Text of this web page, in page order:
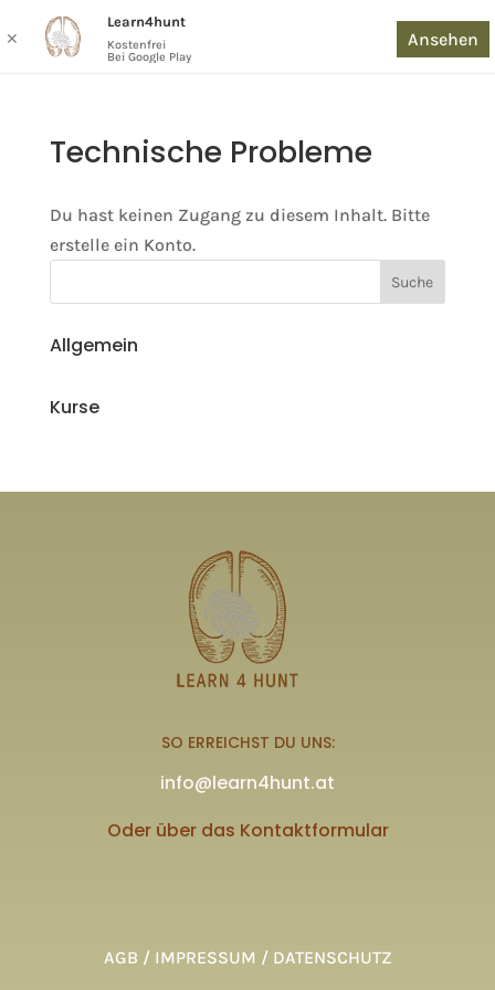
Technische Probleme
Du hast keinen Zugang zu diesem Inhalt. Bitte
erstelle ein Konto.
Allgemein
Kurse
SO ERREICHST DU UNS:
info@learn4hunt.at
Oder über das Kontaktformular
AGB / IMPRESSUM / DATENSCHUTZ
✕
Learn4hunt
Kostenfrei
Bei Google Play
Ansehen